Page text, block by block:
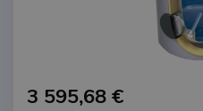
3 595,68 €